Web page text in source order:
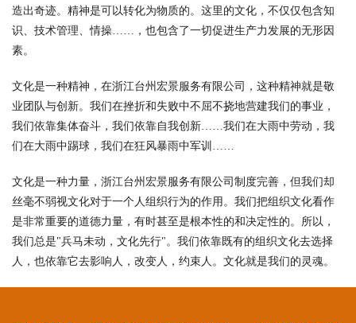
造出奇迹。精神是可以转化为物质的。这里的文化，不仅仅包含知
识、技术管理、情操……，也包含了一切促进生产力发展的无形因
素。
文化是一种精神，在浙江台州宏景服务有限公司，这种精神就是敬
业团队与创新。我们在挫折和失败中不屈不挠地营建我们的事业，
我们依靠集体奋斗，我们依靠自我创新……我们在大雨中劳动，我
们在大雨中踢球，我们在狂风暴雨中军训……
文化是一种力量，浙江台州宏景服务有限公司制度完善，但我们却
丝毫不弱视文化对于一个人组织行为的作用。我们把组织文化看作
是非常重要的道德力量，有时甚至是根本性的和决定性的。所以，
我们总是"兵马未动，文化先行"。我们依靠既有的组织文化去选择
人，也依靠它去影响人，改变人，约束人。文化就是我们的灵魂。